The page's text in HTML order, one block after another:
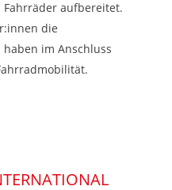
aufbereitet.
die
im Anschluss